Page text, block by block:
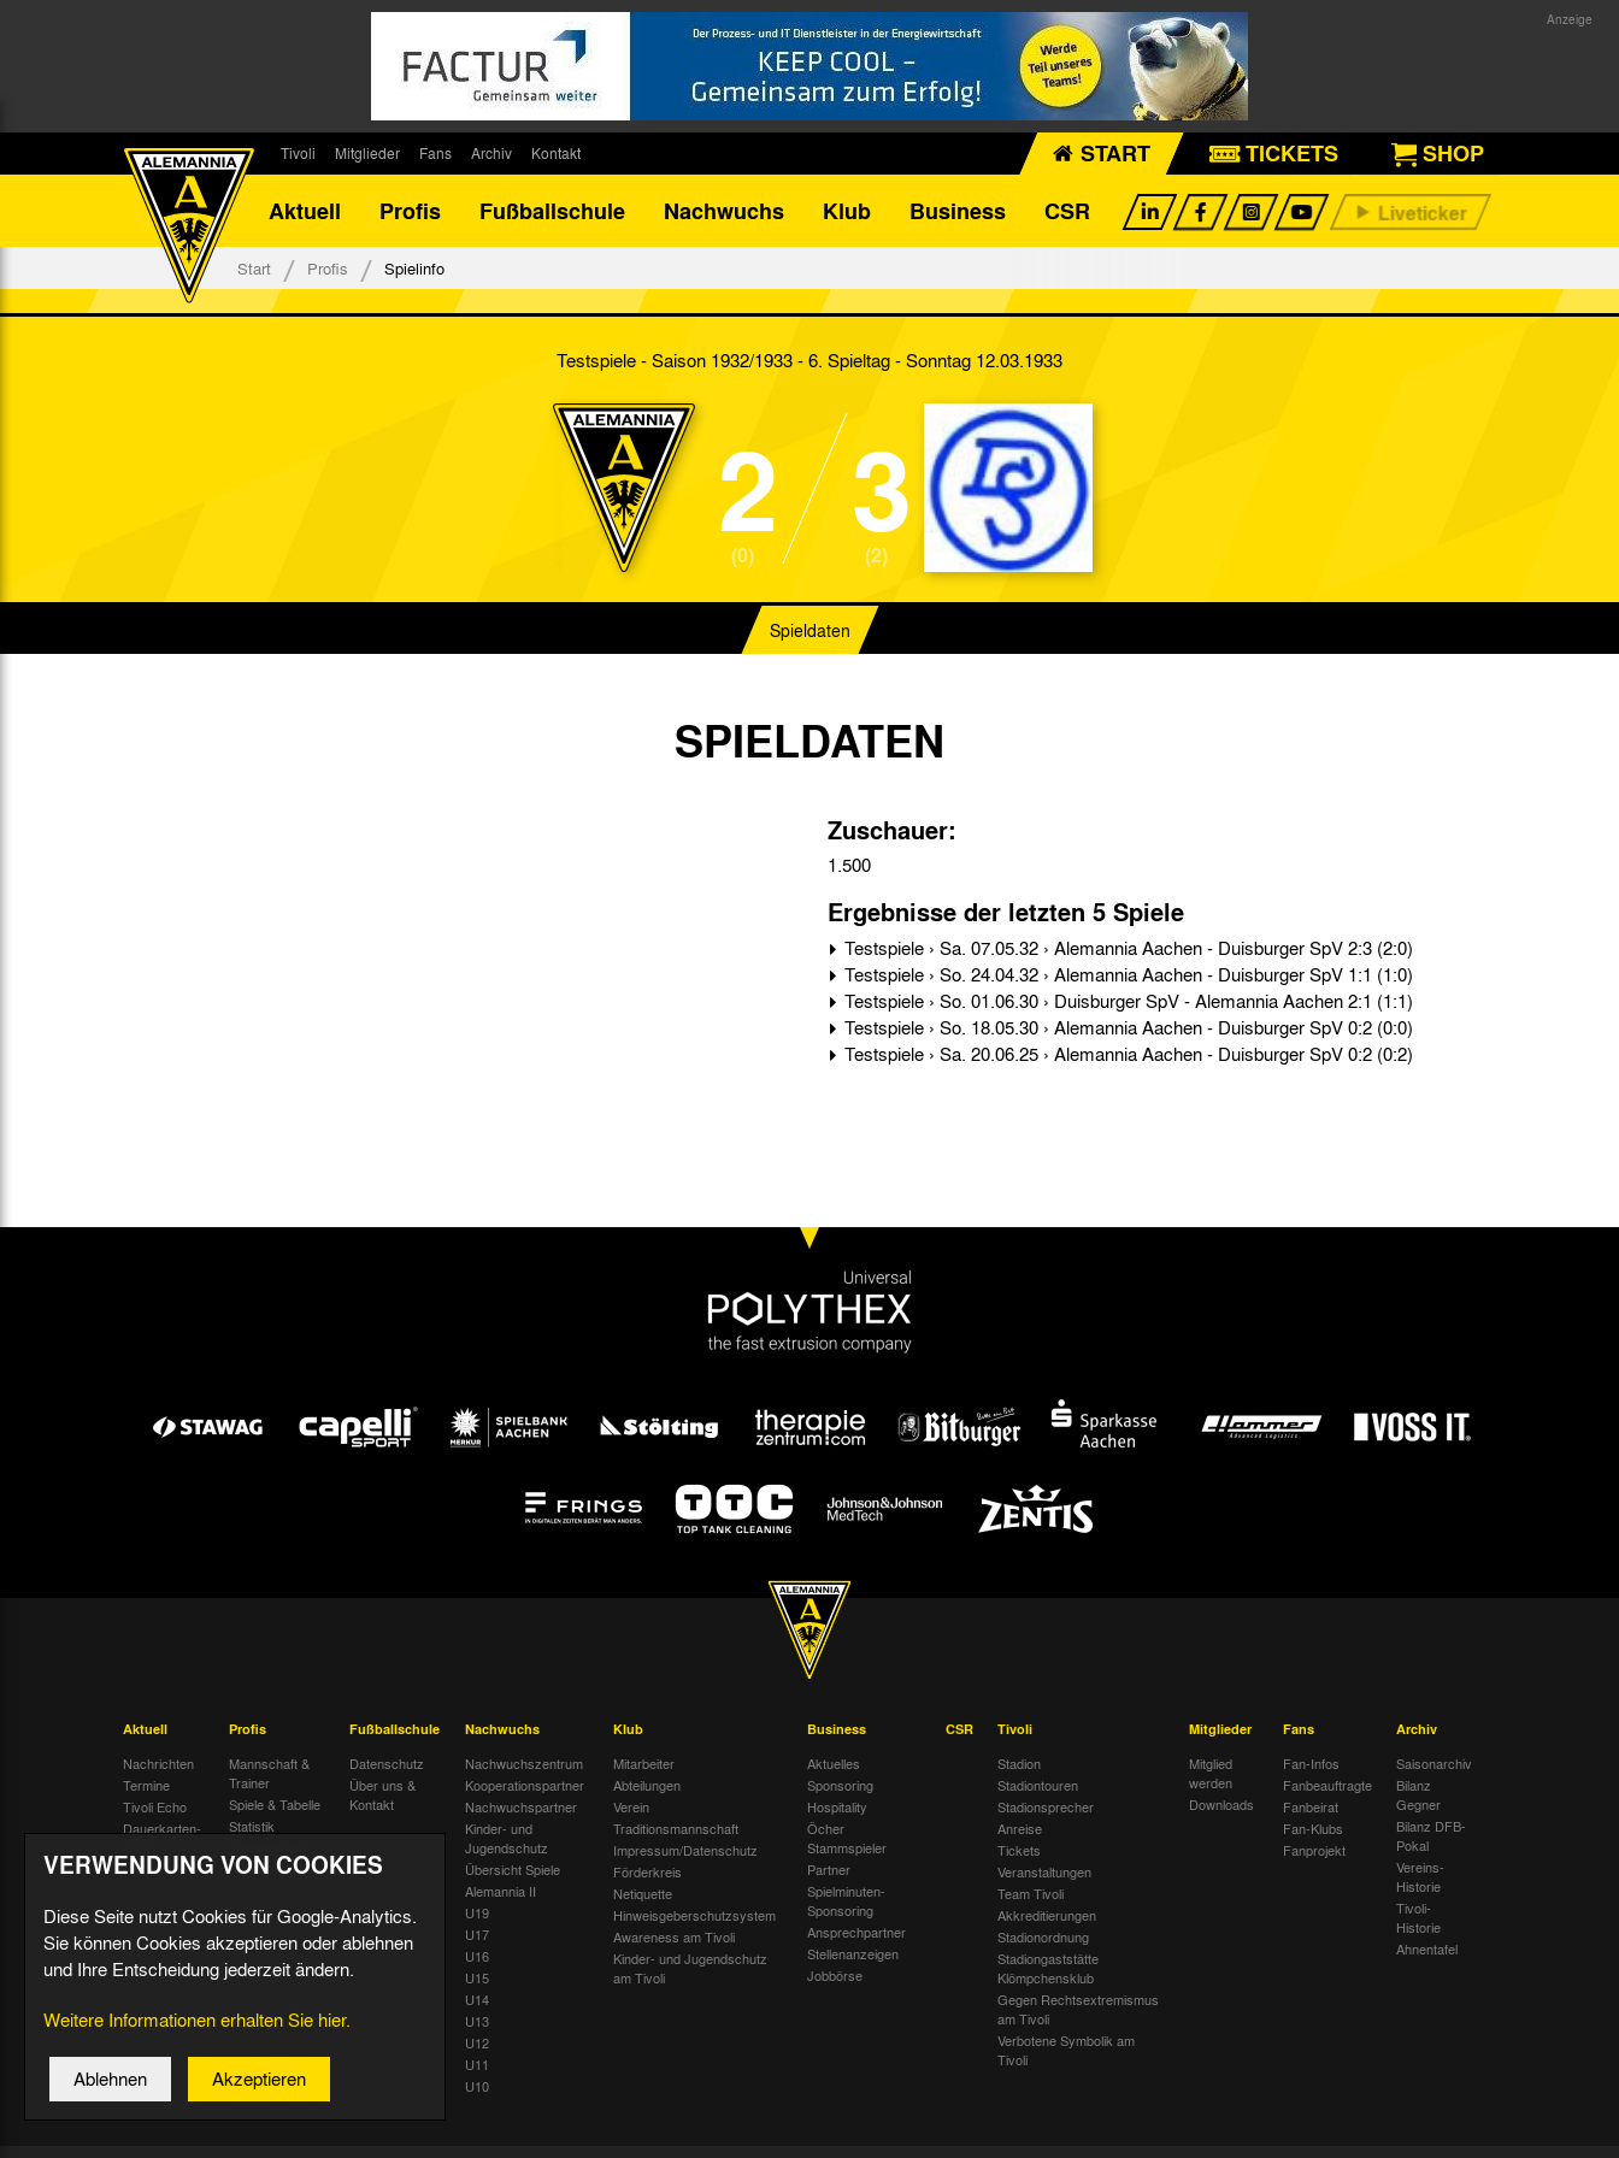
Tivoli
Stadionsprecher
Mitglieder
Kontakt
Fans
Fanbeirat
Fan-Klubs
Archiv
Kontakt START TICKETS
SHOP
Aktuell
Profis Fußballschule Nachwuchs Klub Business CSR
Start Profis Spielinfo
Testspiele - Saison 1932/1933 - 6. Spieltag- Sonntag 12.03.1933
2
(0) 3
(2)
Spieldaten
SPIELDATEN
Zuschauer:
1.500
Ergebnisse der letzten 5 Spiele
Testspiele › Sa. 07.05.32 › Alemannia Aachen - Duisburger SpV 2:3 (2:0)
Testspiele › So. 24.04.32 › Alemannia Aachen - Duisburger SpV 1:1 (1:0)
Testspiele › So. 01.06.30 › Duisburger SpV - Alemannia Aachen 2:1 (1:1)
Testspiele › So. 18.05.30 › Alemannia Aachen - Duisburger SpV 0:2 (0:0)
Testspiele › Sa. 20.06.25 › Alemannia Aachen - Duisburger SpV 0:2 (0:2)
Aktuell
Nachrichten
Termine
Tivoli Echo
Dauerkarten-
Radiostream
Profis
Mannschaft &
Trainer
Spiele & Tabelle
Statistik
Geburtstage
Fußballschule
Datenschutz
Über uns &
Kontakt
Nachwuchs
Nachwuchszentrum
Kooperationspartner
Nachwuchspartner
Kinder- und
Jugendschutz
Übersicht Spiele
Alemannia II
U19
U17
U16
U15
U14
U13
U12
U11
U10
Klub
Mitarbeiter
Abteilungen
Verein
Traditionsmannschaft
Impressum/Datenschutz
Förderkreis
Netiquette
Hinweisgeberschutzsystem
Awareness am Tivoli
Kinder- und Jugendschutz
am Tivoli
Business
Aktuelles
Sponsoring
Hospitality
Öcher
Stammspieler
Partner
Spielminuten-
Sponsoring
Ansprechpartner
Stellenanzeigen
Jobbörse
CSR
Tivoli
Stadion
Stadiontouren
Stadionsprecher
Anreise
Tickets
Veranstaltungen
Team Tivoli
Akkreditierungen
Stadionordnung
Stadiongaststätte
Klömpchensklub
Gegen Rechtsextremismus
am Tivoli
Verbotene Symbolik am
Tivoli
Mitglieder
Mitglied
werden
Downloads
Fans
Fan-Infos
Fanbeauftragte
Fanbeirat
Fan-Klubs
Fanprojekt
Archiv
Saisonarchiv
Bilanz
Gegner
Bilanz DFB-
Pokal
Vereins-
Historie
Tivoli-
Historie
Ahnentafel
VERWENDUNG VON COOKIES
Diese Seite nutzt Cookies für Google-Analytics.
Sie können Cookies akzeptieren oder ablehnen
und Ihre Entscheidung jederzeit ändern.
Weitere Informationen erhalten Sie hier.
Ablehnen Akzeptieren